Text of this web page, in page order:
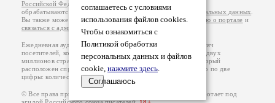
соглашаетесь с условиями
использования файлов cookies.
Чтобы ознакомиться с
Политикой обработки
персональных данных и файлов
cookie, нажмите здесь.
Соглашаюсь
Российской Федерации
обрабатываются на основанииПолитики обработки персональных данных
Вы также можете посмотреть более подробнуюинформацию о портале и
связаться с администрацией
Ежедневная аудитория портала Стихи.ру – порядка 200 тысяч
посетителей, которые в общей сумме просматривают более двух
миллионов страниц по данным счетчика посещаемости, который
расположен справа от этого текста. В каждой графе указано по две
цифры: количество просмотров и количество посетителей.
© Все права принадлежат авторам, 2000-2026. Портал работает под